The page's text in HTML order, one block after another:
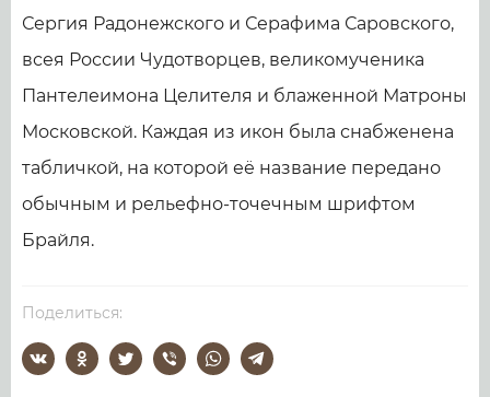
Сергия Радонежского и Серафима Саровского,
всея России Чудотворцев, великомученика
Пантелеимона Целителя и блаженной Матроны
Московской. Каждая из икон была снабженена
табличкой, на которой её название передано
обычным и рельефно-точечным шрифтом
Брайля.
Поделиться: